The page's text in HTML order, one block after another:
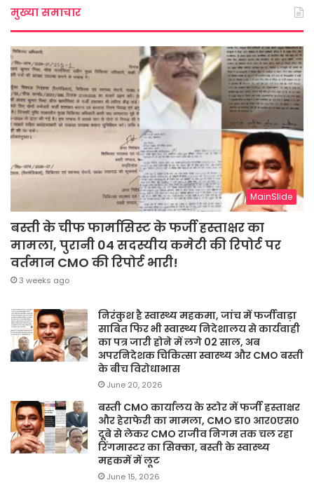
मुख्या समाचार
MainSlide
बस्ती के चीफ फार्मासिस्ट के फर्जी हस्ताक्षर का
मामला, पुरानी 04 सदस्यीय कमेटी की रिपोर्ट पर
वर्तमान CMO की रिपोर्ट भारी!
3 weeks ago
निरंकुश है स्वास्थ्य महकमा, जांच में फर्जीवाड़ा
साबित फिर भी स्वास्थ्य निदेशालय से कार्यवाही
का पत्र जारी होने में लगे 02 साल, अब
अपरनिदेशक चिकित्सा स्वास्थ्य और CMO बस्ती
के बीच विरोधाभास
June 20, 2026
बस्ती CMO कार्यालय के स्टोर में फर्जी हस्ताक्षर
और हेराफेरी का मामला, CMO डा० आर०एस०
दूबे से लेकर CMO राजीव निगम तक चल रहा
रिंगमास्टर का सिक्का, बस्ती के स्वास्थ्य
महकमें में लूट
June 15, 2026